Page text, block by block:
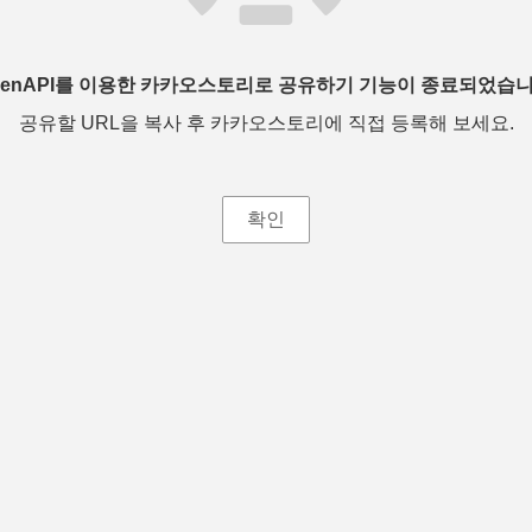
를 이용한 카카오스토리로 공유하기 기능이 종료되었습
공유할 URL을 복사 후 카카오스토리에 직접 등록해 보세요.
확인